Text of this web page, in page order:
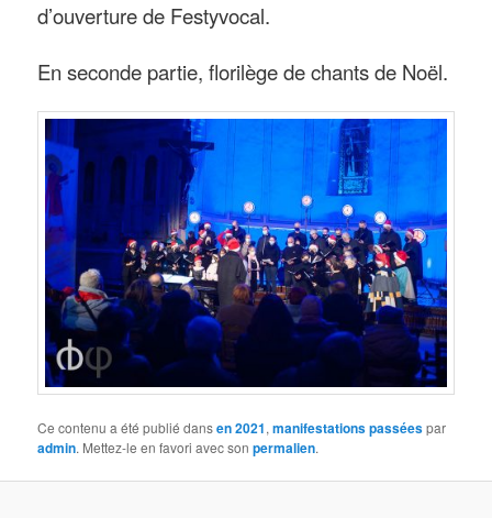
d’ouverture de Festyvocal.
En seconde partie, florilège de chants de Noël.
Ce contenu a été publié dansen 2021,manifestations passéespar
admin. Mettez-le en favori avec sonpermalien.